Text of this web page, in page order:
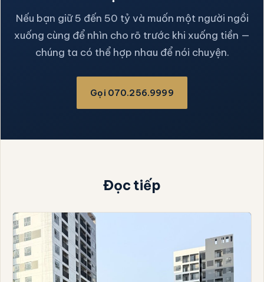
Nếu bạn giữ 5 đến 50 tỷ và muốn một người ngồi
xuống cùng để nhìn cho rõ trước khi xuống tiền —
chúng ta có thể hợp nhau để nói chuyện.
Gọi 070.256.9999
Đọc tiếp